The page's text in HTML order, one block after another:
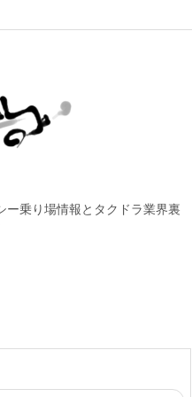
乗り場情報とタクドラ業界裏